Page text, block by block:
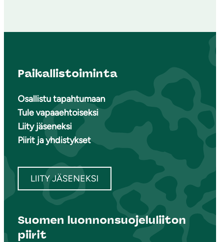
Paikallistoiminta
Osallistu tapahtumaan
Tule vapaaehtoiseksi
Liity jäseneksi
Piirit ja yhdistykset
LIITY JÄSENEKSI
Suomen luonnonsuojeluliiton
piirit